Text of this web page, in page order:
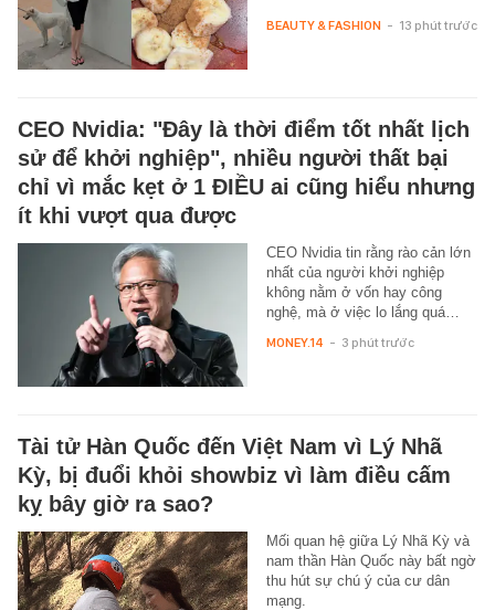
BEAUTY & FASHION - 13 phút trước
CEO Nvidia: "Đây là thời điểm tốt nhất lịch
sử để khởi nghiệp", nhiều người thất bại
chỉ vì mắc kẹt ở 1 ĐIỀU ai cũng hiểu nhưng
ít khi vượt qua được
CEO Nvidia tin rằng rào cản lớn
nhất của người khởi nghiệp
không nằm ở vốn hay công
nghệ, mà ở việc lo lắng quá…
MONEY.14 - 3 phút trước
Tài tử Hàn Quốc đến Việt Nam vì Lý Nhã
Kỳ, bị đuổi khỏi showbiz vì làm điều cấm
kỵ bây giờ ra sao?
Mối quan hệ giữa Lý Nhã Kỳ và
nam thần Hàn Quốc này bất ngờ
thu hút sự chú ý của cư dân
mạng.